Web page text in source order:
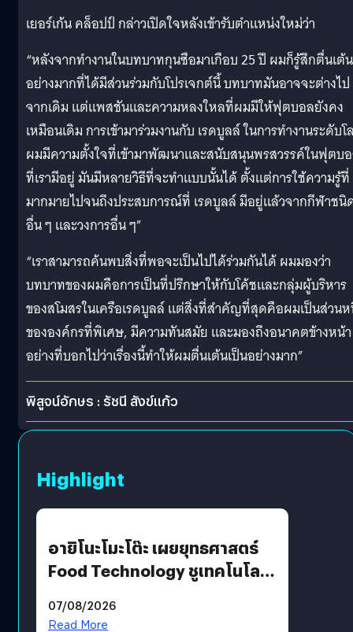
เยอร์เก้น คล็อปป์ กล่าวเปิดใจหลังเข้ารับตำแหน่งใหม่ว่า
“หลังจากทำงานในบทบาทกุนซือมาเกือบ 25 ปี ผมก็รู้สึกตื่นเต้น
อย่างมากที่ได้มีส่วนร่วมกับโปรเจกต์นี้ บทบาทมันอาจจะต่างไป
จากเดิม แต่แพสชันและความหลงใหลที่ผมมีให้ฟุตบอลยังคง
เหมือนเดิม การเข้ามาร่วมงานกับ เรดบูลล์ ในการทำงานระดับโ
ผมมีความตั้งใจที่เข้ามาพัฒนาและสนับสนุนพรสวรรค์ในฟุตบ
ที่เรามีอยู่ มันมีหลายวิธีที่จะทำแบบนั้นได้ ตั้งแต่การใช้ความรู้ที่
มากมายไปจนถึงประสบการณ์ที่ เรดบูลล์ มีอยู่แล้วจากกีฬาชนิ
อื่น ๆ และวงการอื่น ๆ”
“เราสามารถค้นพบสิ่งที่พอจะเป็นไปได้ร่วมกันได้ ผมมองว่า
บทบาทของผมคือการเป็นที่ปรึกษาให้กับโค้ชและกลุ่มผู้บริหาร
ของสโมสรในเครือเรดบูลล์ แต่สิ่งที่สำคัญที่สุดคือผมเป็นส่วน
ขององค์กรที่พิเศษ, มีความทันสมัย และมองถึงอนาคตข้างหน้า
อย่างที่บอกไปว่าเรื่องนี้ทำให้ผมตื่นเต้นเป็นอย่างมาก”
พิสูจน์อักษร : รัชนี สังข์แก้ว
Highlight
อายิโนะโมะโต๊ะ เผยยุทธศาสตร์
Food Technology ชูเทคโนโลยี
บริโภคและ B2B
07/08/2026
Read More